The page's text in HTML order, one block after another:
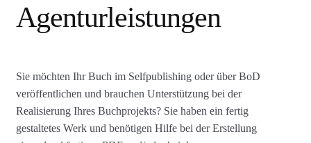
Bücher
Autor*innen
Manuskripte
Agenturleistungen
Sie möchten Ihr Buch im Selfpublishing oder über BoD
veröffentlichen und brauchen Unterstützung bei der
Realisierung Ihres Buchprojekts? Sie haben ein fertig
gestaltetes Werk und benötigen Hilfe bei der Erstellung